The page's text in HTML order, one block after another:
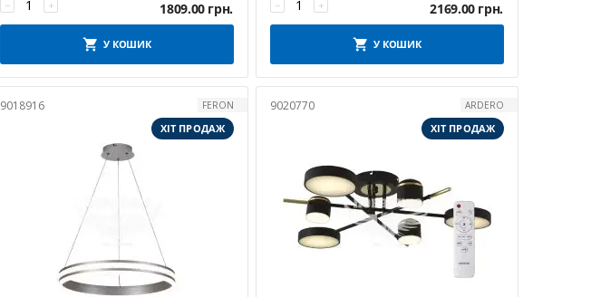
+
− 1809.00 грн.
У КОШИК
+
− 2169.00 грн.
У КОШИК
9018916
FERON
ХІТ ПРОДАЖ
9020770
ARDERO
ХІТ ПРОДАЖ